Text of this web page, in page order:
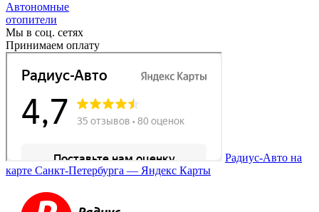
Автономные
отопители
Мы в соц. сетях
Принимаем оплату
Радиус-Авто на
карте Санкт‑Петербурга — Яндекс Карты